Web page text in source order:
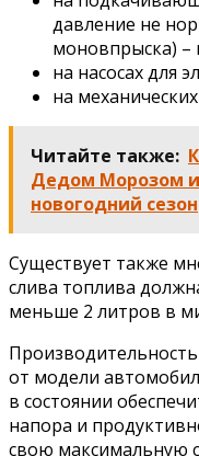
давление не
моновпрыска) –
на насосах для
на
Читайте также:
Дедом Морозом
новогодний сезон
Существует также
слива топлива
меньше 2 литров в
от модели
в состоянии
напора и
свою максимальную